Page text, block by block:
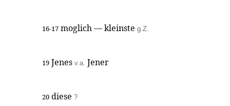
16-17 moglich — kleinste g.Z.
19 Jenes v.a. Jener
20 diese ?